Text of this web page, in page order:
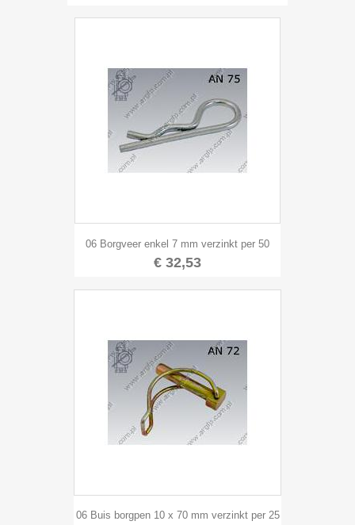
06 Borgveer enkel 7 mm verzinkt per 50
€ 32,53
06 Buis borgpen 10 x 70 mm verzinkt per 25